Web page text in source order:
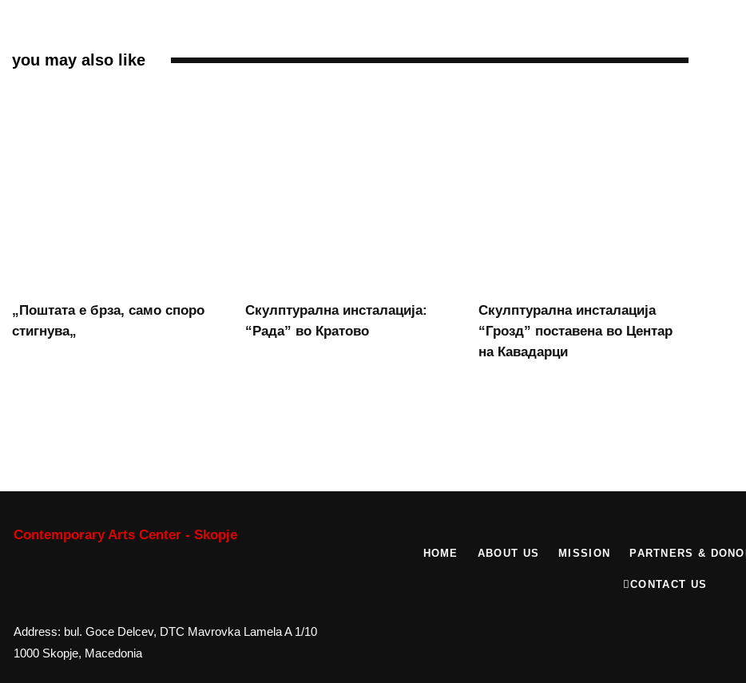
you may also like
„Поштата е брза, само споро
стигнува„
Скулптурална инсталација:
“Рада” во Кратово
Скулптурална инсталација
“Грозд” поставена во Центар
на Кавадарци
Contemporary Arts Center - Skopje
Address: bul. Goce Delcev, DTC Mavrovka Lamela A 1/10
1000 Skopje, Macedonia
HOME ABOUT US MISSION PARTNERS &
CONTACT US